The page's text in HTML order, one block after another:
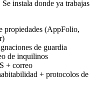
instala donde ya trabajas
propiedades (AppFolio,
de guardia
de inquilinos
+ correo
+ protocolos de